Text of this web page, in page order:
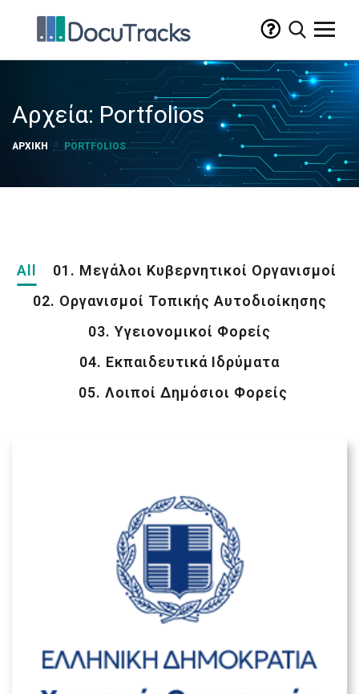
Αρχεία: Portfolios
ΑΡΧΙΚΉ PORTFOLIOS
All
01. Μεγάλοι Κυβερνητικοί Οργανισμοί
02. Οργανισμοί Τοπικής Αυτοδιοίκησης
03. Υγειονομικοί Φορείς
04. Εκπαιδευτικά Ιδρύματα
05. Λοιποί Δημόσιοι Φορείς